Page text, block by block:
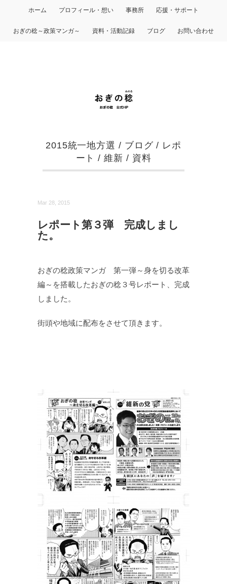
ホーム プロフィール・想い 事務所 応援・サポート
おぎの稔～政策マンガ～ 資料・活動記録 ブログ お問い合わせ
2015統一地方選 / ブログ/ レポ
ート /維新 / 資料
Mar 28, 2015
レポート第３弾 完成しまし
た。
おぎの稔政策マンガ 第一弾～身を切る改革
編～を搭載したおぎの稔３号レポート、完成
しました。
街頭や地域に配布をさせて頂きます。